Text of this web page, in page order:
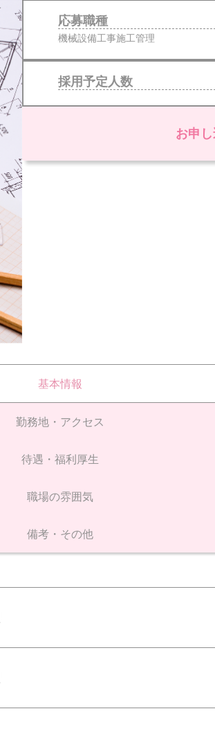
応募職種
機械設備工事施工管理
採用予定人数
お申
基本情報
勤務地・アクセス
待遇・福利厚生
職場の雰囲気
備考・その他